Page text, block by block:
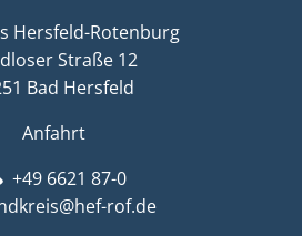
Hersfeld-Rotenburg
Straße 12
Bad Hersfeld
Anfahrt
+49 6621 87-0
rof.de